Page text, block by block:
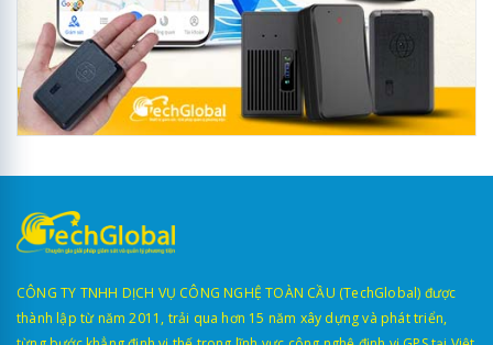
CÔNG TY TNHH DỊCH VỤ CÔNG NGHỆ TOÀN CẦU (TechGlobal) được
thành lập từ năm 2011, trải qua hơn 15 năm xây dựng và phát triển,